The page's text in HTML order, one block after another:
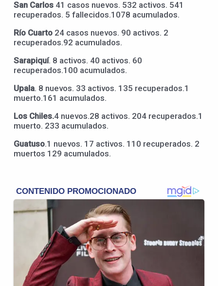
San Carlos 41 casos nuevos. 532 activos. 541
recuperados. 5 fallecidos.1078 acumulados.
Río Cuarto 24 casos nuevos. 90 activos. 2
recuperados.92 acumulados.
Sarapiquí. 8 activos. 40 activos. 60
recuperados.100 acumulados.
Upala. 8 nuevos. 33 activos. 135 recuperados.1
muerto.161 acumulados.
Los Chiles.4 nuevos.28 activos. 204 recuperados.1
muerto. 233 acumulados.
Guatuso.1 nuevos. 17 activos. 110 recuperados. 2
muertos 129 acumulados.